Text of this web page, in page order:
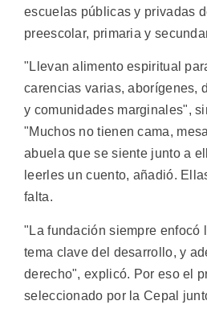
escuelas públicas y privadas
preescolar, primaria y
"Llevan alimento espiritual
carencias varias, aborígenes,
y comunidades marginales",
"Muchos no tienen cama,
abuela que se siente junto a
leerles un cuento, añadió.
falta.
"La fundación siempre enfocó
tema clave del desarrollo, y
derecho", explicó. Por eso el
seleccionado por la Cepal